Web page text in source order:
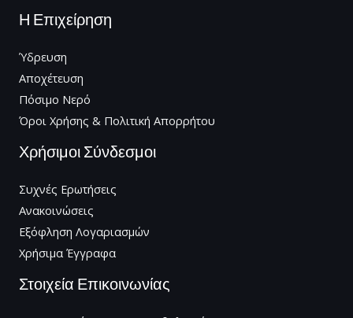
Η Επιχείρηση
Ύδρευση
Αποχέτευση
Πόσιμο Νερό
Όροι Χρήσης & Πολιτική Απορρήτου
Χρήσιμοι Σύνδεσμοι
Συχνές Ερωτήσεις
Ανακοινώσεις
Εξόφληση Λογαριασμών
Χρήσιμα Έγγραφα
Στοιχεία Επικοινωνίας